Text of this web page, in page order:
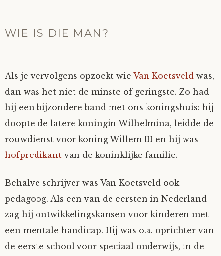
WIE IS DIE MAN?
Als je vervolgens opzoekt wie Van Koetsveld was,
dan was het niet de minste of geringste. Zo had
hij een bijzondere band met ons koningshuis: hij
doopte de latere koningin Wilhelmina, leidde de
rouwdienst voor koning Willem III en hij was
hofpredikant van de koninklijke familie.
Behalve schrijver was Van Koetsveld ook
pedagoog. Als een van de eersten in Nederland
zag hij ontwikkelingskansen voor kinderen met
een mentale handicap. Hij was o.a. oprichter van
de eerste school voor speciaal onderwijs, in de